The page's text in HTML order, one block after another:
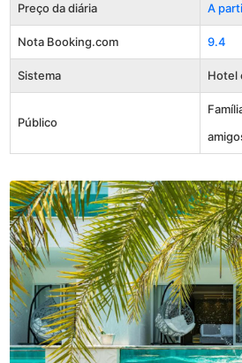
Preço da diária A
Nota Booking.com 9.4
Sistema Hotel
Público